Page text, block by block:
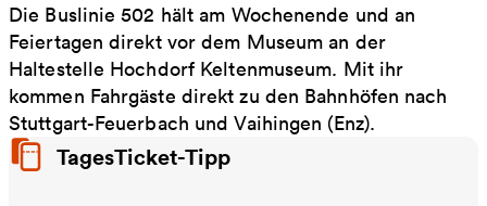
Die Buslinie 502 hält am Wochenende und an
Feiertagen direkt vor dem Museum an der
Haltestelle Hochdorf Keltenmuseum. Mit ihr
kommen Fahrgäste direkt zu den Bahnhöfen nach
Stuttgart-Feuerbach und Vaihingen (Enz).
TagesTicket-Tipp